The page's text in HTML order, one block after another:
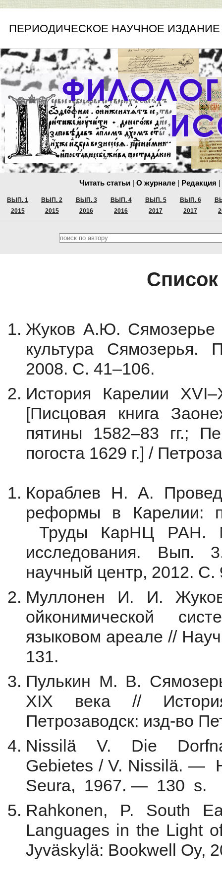
ПЕРИОДИЧЕСКОЕ НАУЧНОЕ ИЗДАНИЕ
Читать статьи | О журнале | Редакция |
ВЫП. 1
2015
ВЫП. 2
2015
ВЫП. 3
2016
ВЫП. 4
2016
ВЫП. 5
2017
ВЫП. 6
2017
Жуков А.Ю. Сямозерье
культура Сямозерья.
2008. С. 41–106.
История Карелии
[Писцовая книга
пятины 1582–83 гг.;
погоста 1629 г.] /
Кораблев Н. А.
реформы в Карелии:
Труды КарНЦ РАН.
исследования. Вып.
научный центр, 2012. С.
Муллонен И. И.
ойконимической
языковом ареале //
131.
Пулькин М. В.
XIX века //
Петрозаводск: изд-во
Nissilä V. Die
Gebietes / V. Nissilä. —
Seura, 1967. — 130 s.
Rahkonen, P. South
Languages in the Light
Jyväskylä: Bookwell Oy,